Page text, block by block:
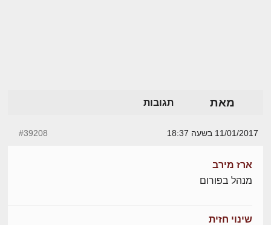
מאת תגובות
11/01/2017 בשעה 18:37 #39208
ארז מירב
מנהל בפורום
שינוי חזית